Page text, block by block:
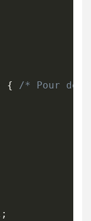
{
/* Pour
;